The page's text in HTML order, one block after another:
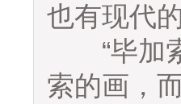
也有现代
“毕加索
索的画，